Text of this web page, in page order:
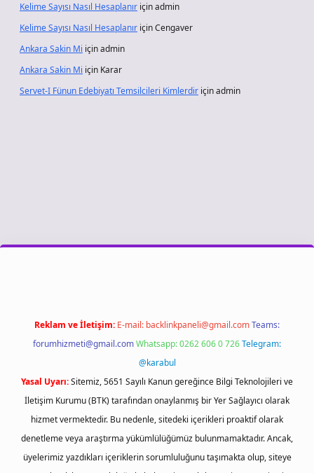
Kelime Sayısı Nasıl Hesaplanır içinadmin
Kelime Sayısı Nasıl Hesaplanır içinCengaver
Ankara Sakin Mi içinadmin
Ankara Sakin Mi için Karar
Servet-I Fünun Edebiyatı Temsilcileri Kimlerdir içinadmin
Reklam ve İletişim: E-mail: backlinkpaneli@gmail.comTeams:
forumhizmeti@gmail.comWhatsapp: 0262 606 0 726Telegram:
@karabul
Yasal Uyarı:Sitemiz, 5651 Sayılı Kanun gereğince Bilgi Teknolojileri ve
İletişim Kurumu (BTK) tarafından onaylanmış bir Yer Sağlayıcı olarak
hizmet vermektedir. Bu nedenle, sitedeki içerikleri proaktif olarak
denetleme veya araştırma yükümlülüğümüz bulunmamaktadır. Ancak,
üyelerimiz yazdıkları içeriklerin sorumluluğunu taşımakta olup, siteye